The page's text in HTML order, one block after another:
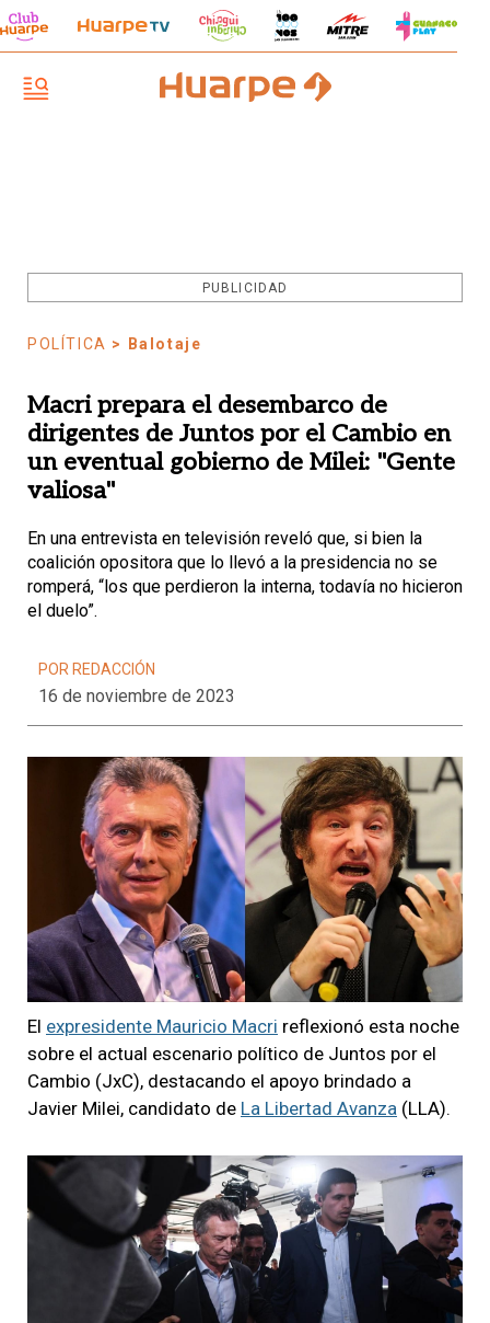
PUBLICIDAD
POLÍTICA > Balotaje
Macri prepara el desembarco de
dirigentes de Juntos por el Cambio en
un eventual gobierno de Milei: "Gente
valiosa"
En una entrevista en televisión reveló que, si bien la
coalición opositora que lo llevó a la presidencia no se
romperá, “los que perdieron la interna, todavía no hicieron
el duelo”.
POR REDACCIÓN
16 de noviembre de 2023
El expresidente Mauricio Macri reflexionó esta noche
sobre el actual escenario político de Juntos por el
Cambio (JxC), destacando el apoyo brindado a
Javier Milei, candidato de La Libertad Avanza (LLA).